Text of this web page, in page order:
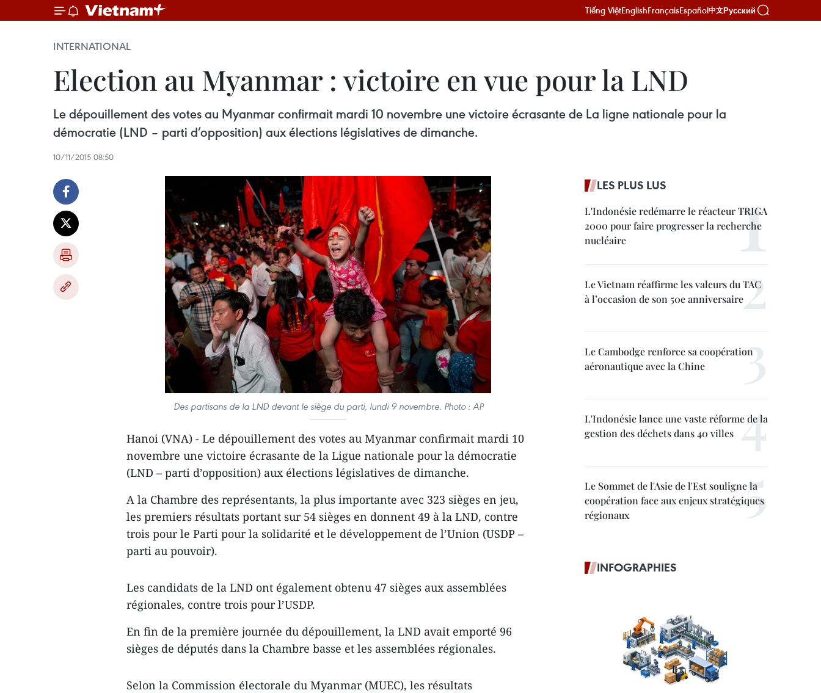
Tiếng ViệtEnglishFrançaisEspañol中文Русский
INTERNATIONAL
Election au Myanmar : victoire en vue pour la LND
Le dé​pouillement des votes au Myanmar confirmait mardi 10 novembre une victoire écrasante de La ligne nationale pour la
démocratie (LND – parti d’opposition) aux élections législatives de dimanche.
10/11/2015 08:50
Des partisans de la LND devant le siège du parti, lundi 9 novembre. Photo : AP
Hanoi (VNA) - Le dé​pouillement des votes au Myanmar confirmait mardi 10
novembre une victoire écrasante de la Ligue nationale pour la démocratie
(LND – parti d’opposition) aux élections législatives de dimanche.
A la Chambre des représentants, la plus importante avec 323 sièges en jeu,
les premiers résultats portant sur 54 sièges en donnent 49 à la LND, contre
trois pour le Parti pour la solidarité et le développement de l’Union (USDP –
parti au pouvoir).
Les candidats de la LND ont également obtenu 47 sièges aux assemblées
régionales, contre trois pour l’USDP.
En fin de la première journée du dépouillement, la LND ​avait emporté 96
sièges de députés dans la Chambre basse et les assemblées régionales.
Selon la Commission électorale du Myanmar (MUEC), les résultats
LES PLUS LUS
L'Indonésie redémarre le réacteur TRIGA
2000 pour faire progresser la recherche
nucléaire
Le Vietnam réaffirme les valeurs du TAC
à l’occasion de son 50e anniversaire
Le Cambodge renforce sa coopération
aéronautique avec la Chine
L'Indonésie lance une vaste réforme de la
gestion des déchets dans 40 villes
Le Sommet de l'Asie de l'Est souligne la
coopération face aux enjeux stratégiques
régionaux
INFOGRAPHIES